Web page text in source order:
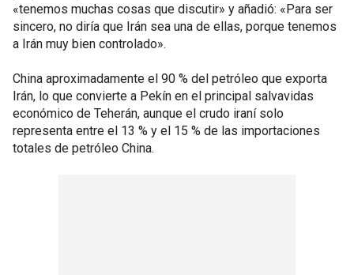
«tenemos muchas cosas que discutir» y añadió: «Para ser
sincero, no diría que Irán sea una de ellas, porque tenemos
a Irán muy bien controlado».
China aproximadamente el 90 % del petróleo que exporta
Irán, lo que convierte a Pekín en el principal salvavidas
económico de Teherán, aunque el crudo iraní solo
representa entre el 13 % y el 15 % de las importaciones
totales de petróleo China.